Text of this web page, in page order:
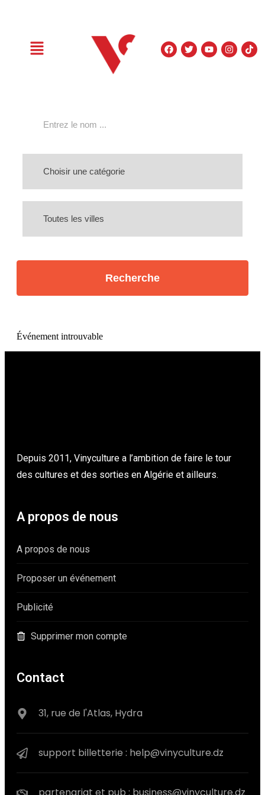
Événement introuvable
Depuis 2011, Vinyculture a l’ambition de faire le tour
des cultures et des sorties en Algérie et ailleurs.
A propos de nous
A propos de nous
Proposer un événement
Publicité
Supprimer mon compte
Contact
31, rue de l'Atlas, Hydra
support billetterie : help@vinyculture.dz